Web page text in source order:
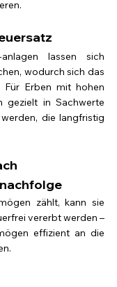
lassen sich
wodurch sich das
Für Erben mit hohen
gezielt in Sachwerte
die langfristig
zählt, kann sie
vererbt werden –
effizient an die